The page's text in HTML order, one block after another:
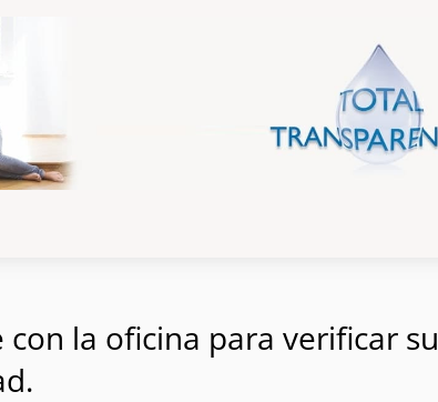
la oficina para verificar su